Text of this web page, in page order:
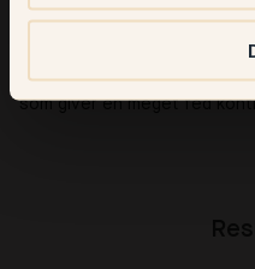
jeg har i min entré, 71–
fyldt med energi og som
modige farver. For
som giver en meget fed